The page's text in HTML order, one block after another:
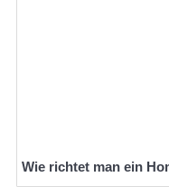
Wie richtet man ein